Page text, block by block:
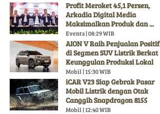
Profit Meroket 45,1 Persen,
Arkadia Digital Media
Maksimalkan Produk dan ...
Events | 08:29 WIB
AION V Raih Penjualan Positif
di Segmen SUV Listrik Berkat
Keunggulan Produksi Lokal
Mobil | 15:30 WIB
iCAR V23 Siap Gebrak Pasar
Mobil Listrik dengan Otak
Canggih Snapdragon 8155
Mobil | 12:40 WIB